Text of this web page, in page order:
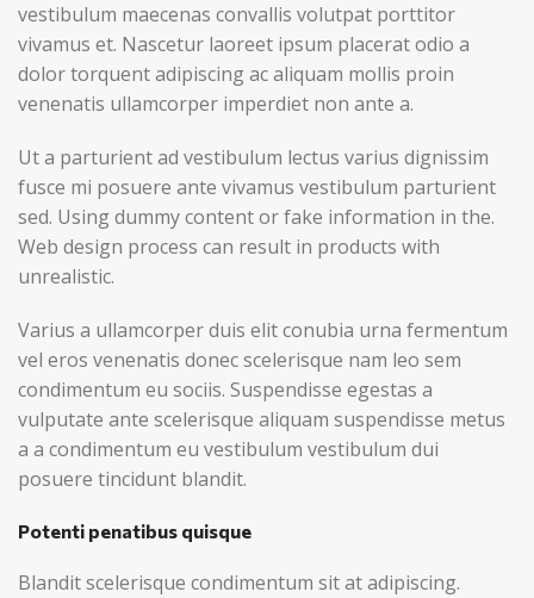
vestibulum maecenas convallis volutpat porttitor
vivamus et. Nascetur laoreet ipsum placerat odio a
dolor torquent adipiscing ac aliquam mollis proin
venenatis ullamcorper imperdiet non ante a.
Ut a parturient ad vestibulum lectus varius dignissim
fusce mi posuere ante vivamus vestibulum parturient
sed. Using dummy content or fake information in the.
Web design process can result in products with
unrealistic.
Varius a ullamcorper duis elit conubia urna fermentum
vel eros venenatis donec scelerisque nam leo sem
condimentum eu sociis. Suspendisse egestas a
vulputate ante scelerisque aliquam suspendisse metus
a a condimentum eu vestibulum vestibulum dui
posuere tincidunt blandit.
Potenti penatibus quisque
Blandit scelerisque condimentum sit at adipiscing.